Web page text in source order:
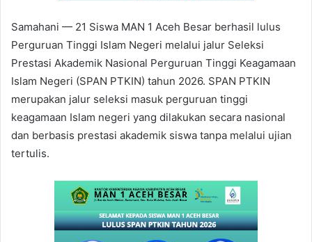
Samahani — 21 Siswa MAN 1 Aceh Besar berhasil lulus
Perguruan Tinggi Islam Negeri melalui jalur Seleksi
Prestasi Akademik Nasional Perguruan Tinggi Keagamaan
Islam Negeri (SPAN PTKIN) tahun 2026. SPAN PTKIN
merupakan jalur seleksi masuk perguruan tinggi
keagamaan Islam negeri yang dilakukan secara nasional
dan berbasis prestasi akademik siswa tanpa melalui ujian
tertulis.